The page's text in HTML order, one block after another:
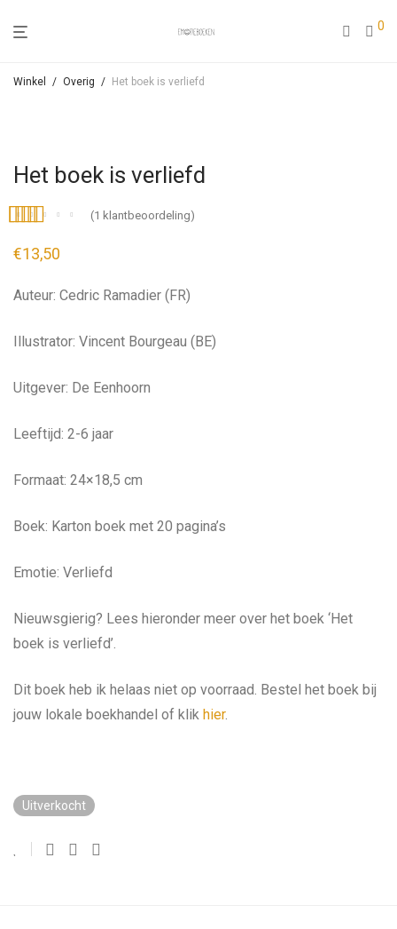
0
Winkel / Overig / Het boek is verliefd
Het boek is verliefd
5.00 op 5
(1 klantbeoordeling)
€13,50
Auteur: Cedric Ramadier (FR)
Illustrator: Vincent Bourgeau (BE)
Uitgever: De Eenhoorn
Leeftijd: 2-6 jaar
Formaat: 24×18,5 cm
Boek: Karton boek met 20 pagina’s
Emotie: Verliefd
Nieuwsgierig? Lees hieronder meer over het boek ‘Het
boek is verliefd’.
Dit boek heb ik helaas niet op voorraad. Bestel het boek bij
jouw lokale boekhandel of klik hier.
Uitverkocht